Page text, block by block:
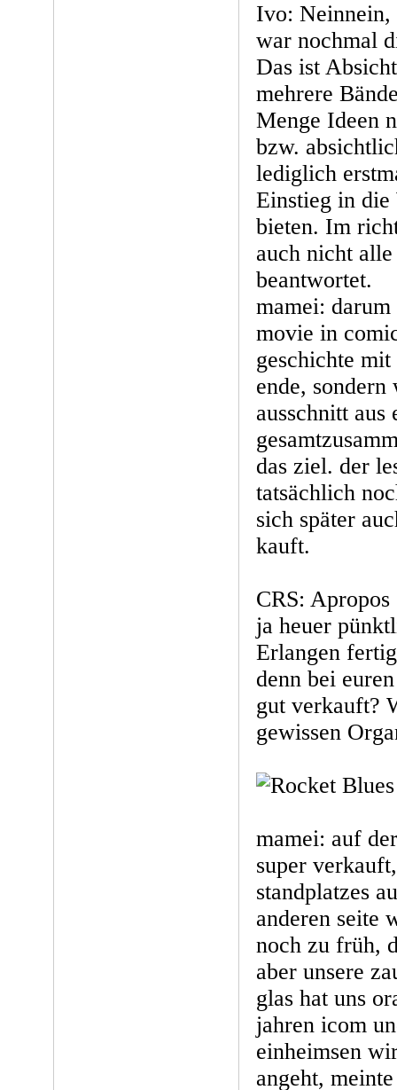
Ivo: Neinnein,
war nochmal
Das ist
mehrere
Menge Ideen
bzw.
lediglich
Einstieg in die
bieten. Im
auch nicht
beantwortet.
mamei:
movie in
geschichte
ende,
ausschnitt aus
das ziel. der
tatsächlich
sich später
kauft.
CRS:
ja heuer
Erlangen
denn bei
gut verkauft?
gewissen
mamei: auf
super
standplatzes
anderen seite
noch zu früh,
aber unsere
glas hat uns
jahren icom
einheimsen
angeht,